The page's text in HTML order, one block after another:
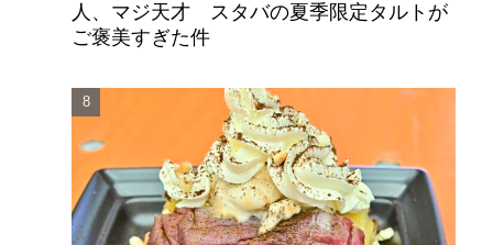
人、マジ天才 スタバの夏季限定タルトが
ご褒美すぎた件